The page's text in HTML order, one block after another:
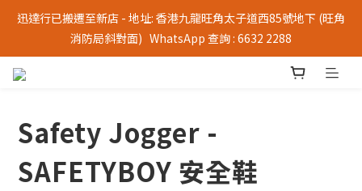
迅達行已搬遷至新店 - 地址: 香港九龍旺角太子道西85號地下 (旺角
消防局斜對面)   WhatsApp 查詢 : 6632 2288
Safety Jogger -
SAFETYBOY 安全鞋